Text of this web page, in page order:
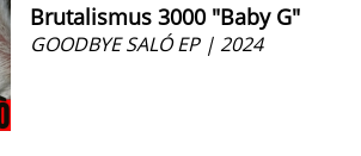
Brutalismus 3000 "Baby G"
GOODBYE SALÓ EP | 2024